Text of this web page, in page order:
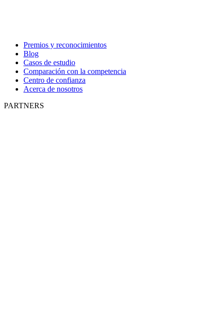
Premios y reconocimientos
Blog
Casos de estudio
Comparación con la competencia
Centro de confianza
Acerca de nosotros
PARTNERS